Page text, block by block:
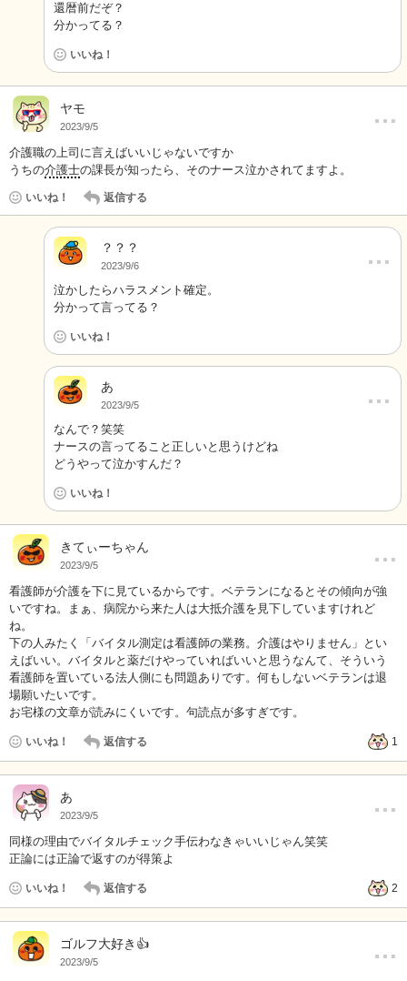
還暦前だぞ？
分かってる？
いいね！
ヤモ
2023/9/5 …
介護職の上司に言えばいいじゃないですか
うちの介護士の課長が知ったら、そのナース泣かされてますよ。
いいね！ 返信する
？？？
2023/9/6 …
泣かしたらハラスメント確定。
分かって言ってる？
いいね！
あ
2023/9/5 …
なんで？笑笑
ナースの言ってること正しいと思うけどね
どうやって泣かすんだ？
いいね！
きてぃーちゃん
2023/9/5 …
看護師が介護を下に見ているからです。ベテランになるとその傾向が強
いですね。まぁ、病院から来た人は大抵介護を見下していますけれど
ね。
下の人みたく「バイタル測定は看護師の業務。介護はやりません」とい
えばいい。バイタルと薬だけやっていればいいと思うなんて、そういう
看護師を置いている法人側にも問題ありです。何もしないベテランは退
場願いたいです。
お宅様の文章が読みにくいです。句読点が多すぎです。
いいね！ 返信する 1
あ
2023/9/5 …
同様の理由でバイタルチェック手伝わなきゃいいじゃん笑笑
正論には正論で返すのが得策よ
いいね！ 返信する 2
ゴルフ大好き👍
2023/9/5 …